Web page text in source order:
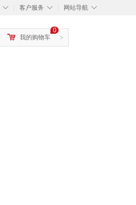
◇ ◇
客户服务 ◇
网站导航
>
0
我的购物车